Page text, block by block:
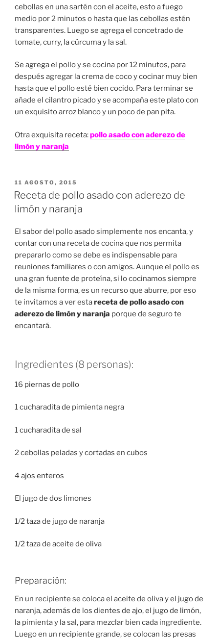
cebollas en una sartén con el aceite, esto a fuego
medio por 2 minutos o hasta que las cebollas estén
transparentes. Luego se agrega el concetrado de
tomate, curry, la cúrcuma y la sal.
Se agrega el pollo y se cocina por 12 minutos, para
después agregar la crema de coco y cocinar muy bien
hasta que el pollo esté bien cocido. Para terminar se
añade el cilantro picado y se acompaña este plato con
un exquisito arroz blanco y un poco de pan pita.
Otra exquisita receta:pollo asado con aderezo de
limón y naranja
PUBLICADO
EN
11 AGOSTO, 2015
Receta de pollo asado con aderezo de
limón y naranja
El sabor del pollo asado simplemente nos encanta, y
contar con una receta de cocina que nos permita
prepararlo como se debe es indispensable para
reuniones familiares o con amigos. Aunque el pollo es
una gran fuente de proteína, si lo cocinamos siempre
de la misma forma, es un recurso que aburre, por eso
te invitamos a ver estareceta de pollo asado con
aderezo de limón y naranja porque de seguro te
encantará.
Ingredientes (8 personas):
16 piernas de pollo
1 cucharadita de pimienta negra
1 cucharadita de sal
2 cebollas peladas y cortadas en cubos
4 ajos enteros
El jugo de dos limones
1/2 taza de jugo de naranja
1/2 taza de aceite de oliva
Preparación:
En un recipiente se coloca el aceite de oliva y el jugo de
naranja, además de los dientes de ajo, el jugo de limón,
la pimienta y la sal, para mezclar bien cada ingrediente.
Luego en un recipiente grande, se colocan las presas